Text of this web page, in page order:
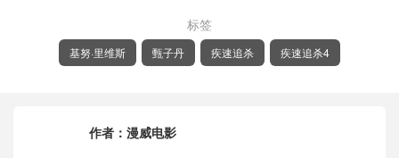
标签
基努·里维斯 甄子丹 疾速追杀 疾速追杀4
作者： 漫威电影